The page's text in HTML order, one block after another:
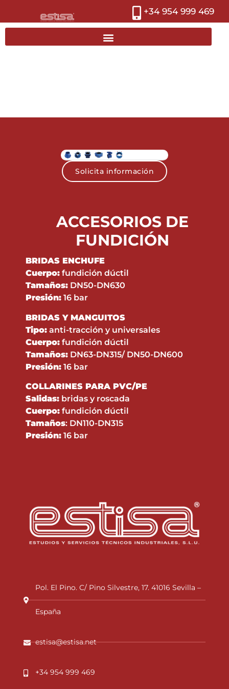
+34 954 999 469
Solicita información
ACCESORIOS DE
FUNDICIÓN
BRIDAS ENCHUFE
Cuerpo: fundición dúctil
Tamaños: DN50-DN630
Presión: 16 bar
BRIDAS Y MANGUITOS
Tipo: anti-tracción y universales
Cuerpo: fundición dúctil
Tamaños: DN63-DN315/ DN50-DN600
Presión: 16 bar
COLLARINES PARA PVC/PE
Salidas: bridas y roscada
Cuerpo: fundición dúctil
Tamaños: DN110-DN315
Presión: 16 bar
Pol. El Pino. C/ Pino Silvestre, 17. 41016 Sevilla –
España
estisa@estisa.net
+34 954 999 469